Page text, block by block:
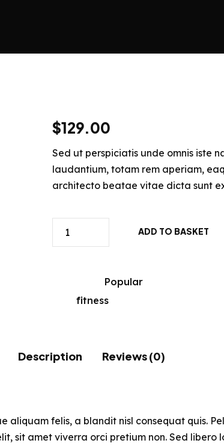
$129.00
Sed ut perspiciatis unde omnis iste
laudantium, totam rem aperiam,
architecto beatae vitae dicta sunt
ADD TO BASKET
Popular
fitness
Description Reviews (0)
aliquam felis, a blandit nisl consequat quis.
sit amet viverra orci pretium non. Sed libero